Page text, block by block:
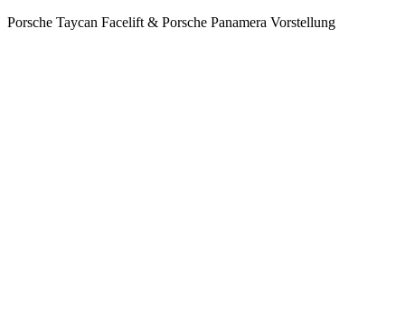
Porsche Taycan Facelift & Porsche Panamera Vorstellung